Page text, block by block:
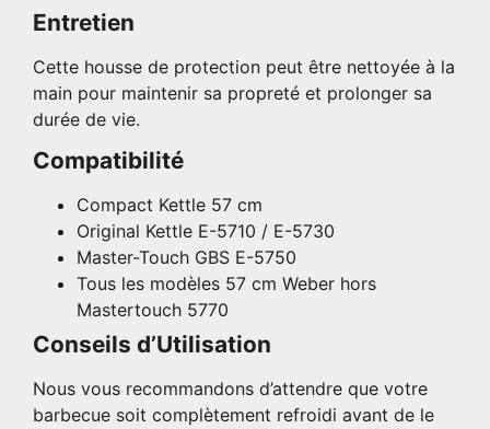
Entretien
Cette housse de protection peut être nettoyée à la
main pour maintenir sa propreté et prolonger sa
durée de vie.
Compatibilité
Compact Kettle 57 cm
Original Kettle E-5710 / E-5730
Master-Touch GBS E-5750
Tous les modèles 57 cm Weber hors
Mastertouch 5770
Conseils d’Utilisation
Nous vous recommandons d’attendre que votre
barbecue soit complètement refroidi avant de le